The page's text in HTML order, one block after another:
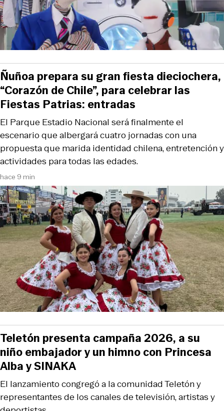
hace 9 min
El Parque Estadio Nacional será finalmente el
escenario que albergará cuatro jornadas con una
propuesta que marida identidad chilena, entretención y
actividades para todas las edades.
Ñuñoa prepara su gran fiesta dieciochera,
“Corazón de Chile”, para celebrar las
Fiestas Patrias: entradas
El lanzamiento congregó a la comunidad Teletón y
representantes de los canales de televisión, artistas y
Teletón presenta campaña 2026, a su
niño embajador y un himno con Princesa
Alba y SINAKA